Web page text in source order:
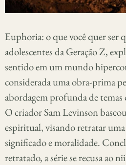
Euphoria: o que você quer ser
adolescentes da Geração Z,
sentido em um mundo
considerada uma obra-prima
abordagem profunda de temas
O criador Sam Levinson
espiritual, visando retratar
significado e moralidade.
retratado, a série se recusa ao